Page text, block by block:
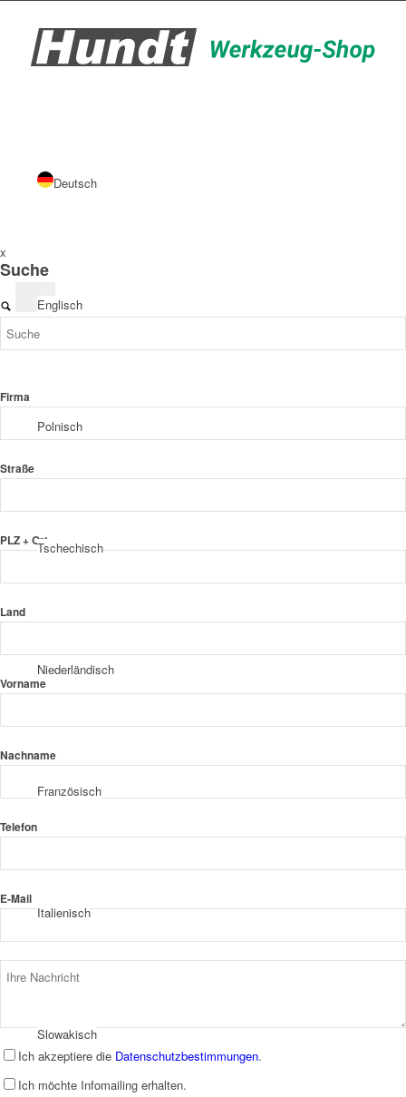
Deutsch
Englisch
Polnisch
Tschechisch
Niederländisch
Französisch
Italienisch
Slowakisch
x
Suche
Firma
Straße
PLZ + Ort
Land
Vorname
Nachname
Telefon
E-Mail
Ich akzeptiere die Datenschutzbestimmungen.
Ich möchte Infomailing erhalten.